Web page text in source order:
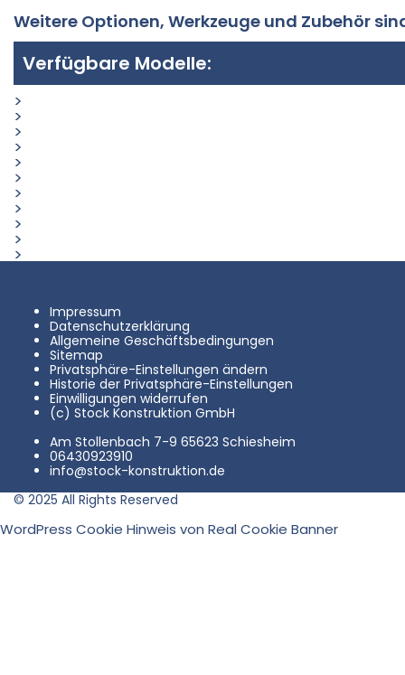
Weitere Optionen, Werkzeuge und Zubehör
Verfügbare Modelle:
Impressum
Datenschutzerklärung
Allgemeine Geschäftsbedingungen
Sitemap
Privatsphäre-Einstellungen ändern
Historie der Privatsphäre-Einstellungen
Einwilligungen widerrufen
(c) Stock Konstruktion GmbH
Am Stollenbach 7-9 65623 Schiesheim
06430923910
info@stock-konstruktion.de
© 2025 All Rights Reserved
WordPress Cookie Hinweis von Real Cookie Banner